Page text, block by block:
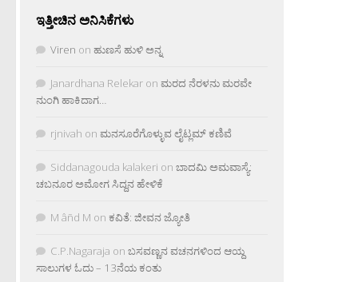
ಇತ್ತೀಚಿನ ಅನಿಸಿಕೆಗಳು
Viren on ಹುಣಸೆ ಹುಳಿ ಅನ್ನ
Janardhana Relekar on ಮರದ ನೆರಳನು ಮರವೇ
ನುಂಗಿ ಹಾಕಿದಾಗ…
rjnivah on ಮನಸೂರೆಗೊಳ್ಳುವ ಲೈಟ್ಲಮ್ ಕಣಿವೆ
Siddanagouda kalakeri on ಬಾದಮಿ ಅಮವಾಸ್ಯೆ:
ಚಬನೂರ ಅಮೋಗ ಸಿದ್ದನ ಹೇಳಿಕೆ
M âñd M on ಕವಿತೆ: ಜೀವನ ಜ್ಯೋತಿ
C.P.Nagaraja on ಬಸವಣ್ಣನ ವಚನಗಳಿಂದ ಆಯ್ದ
ಸಾಲುಗಳ ಓದು – 13ನೆಯ ಕಂತು